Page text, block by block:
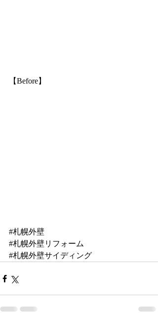
【Before】
#札幌外壁
#札幌外壁リフォーム
#札幌外壁サイディング